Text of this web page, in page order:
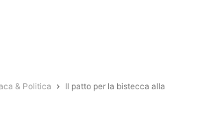
& Politica
Il patto per la bistecca alla